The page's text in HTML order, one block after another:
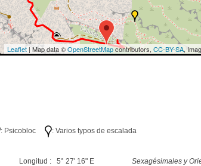
Leaflet| Map data ©OpenStreetMapcontributors, CC-BY-SA,
: Psicobloc : Varios typos de escalada
Longitud : 5° 27' 16" E
Sexagésimales y